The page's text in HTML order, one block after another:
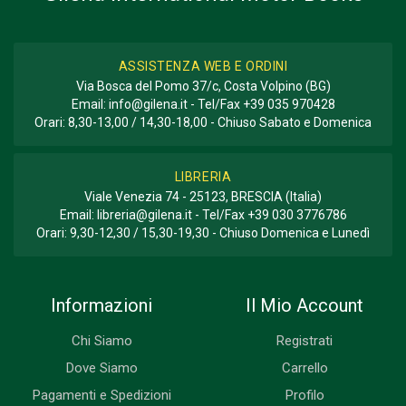
ASSISTENZA WEB E ORDINI
Via Bosca del Pomo 37/c, Costa Volpino (BG)
Email: info@gilena.it- Tel/Fax +39 035 970428
Orari: 8,30-13,00 / 14,30-18,00 - Chiuso Sabato e Domenica
LIBRERIA
Viale Venezia 74 - 25123, BRESCIA (Italia)
Email: libreria@gilena.it- Tel/Fax +39 030 3776786
Orari: 9,30-12,30 / 15,30-19,30 - Chiuso Domenica e Lunedì
Informazioni
Chi Siamo
Dove Siamo
Pagamenti e Spedizioni
Il Mio Account
Registrati
Carrello
Profilo